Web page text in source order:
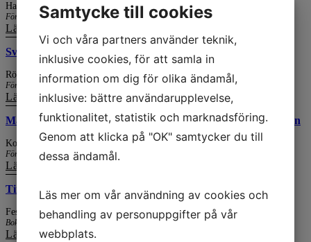
Halwar
Förlaget Scriptum
Läs mer
Sven-Erik Hansén
Röötre å föötre – Minnen från en hembygd
Förlaget Scriptum
Läs mer
Marketta Luutonen, Anna-Maija Bäckman, Gunnar Bäckman
Korsnäsinpaita – The Korsnäs Sweater
Förlaget Scriptum
Läs mer
Tim Sonntag & Jonatan Qvisén (red.)
Festskrift – Ämnesföreningen Stadga r.f. 1996–2026
Boklund Publishing
Läs mer
Samtycke till cookies
Vi och våra partners använder teknik,
inklusive cookies, för att samla in
information om dig för olika ändamål,
inklusive: bättre användarupplevelse,
funktionalitet, statistik och marknadsföring.
Genom att klicka på "OK" samtycker du till
dessa ändamål.
Läs mer om vår användning av cookies och
behandling av personuppgifter på vår
webbplats.